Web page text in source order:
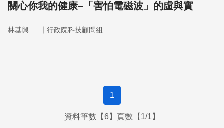
關心你我的健康–「害怕電磁波」的虛與實
林基興 ｜ 行政院科技顧問組
1
資料筆數【6】頁數【1/1】